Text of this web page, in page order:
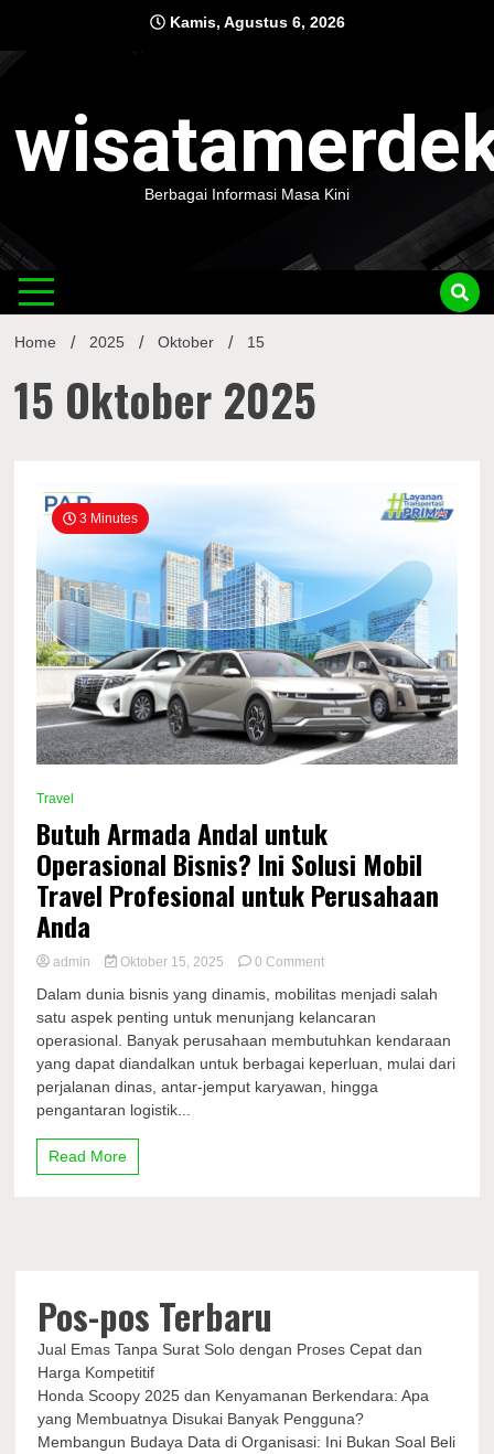
content
Kamis, Agustus 6, 2026
Berbagai Informasi Masa Kini
Home 2025 Oktober 15
15 Oktober 2025
3 Minutes
Travel
Butuh Armada Andal untuk
Operasional Bisnis? Ini Solusi Mobil
Travel Profesional untuk Perusahaan
Anda
admin Oktober 15, 2025 0 Commenton
Armada
Andal
untuk
Operasional
Bisnis?
Ini
Dalam dunia bisnis yang dinamis, mobilitas menjadi salah
satu aspek penting untuk menunjang kelancaran
operasional. Banyak perusahaan membutuhkan kendaraan
yang dapat diandalkan untuk berbagai keperluan, mulai dari
perjalanan dinas, antar-jemput karyawan, hingga
pengantaran logistik...
Read More
Pos-pos Terbaru
Jual Emas Tanpa Surat Solo dengan Proses Cepat dan
Harga Kompetitif
Honda Scoopy 2025 dan Kenyamanan Berkendara: Apa
yang Membuatnya Disukai Banyak Pengguna?
Membangun Budaya Data di Organisasi: Ini Bukan Soal Beli